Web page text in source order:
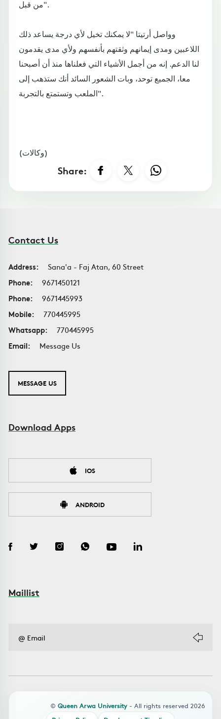
من قبل".
وواصل أرتيتا "لا يمكنك تخيل لأي درجة يساعد ذلك
اللاعبين ومدى إيمانهم وثقتهم بأنفسهم ولأي مدى يقدمون
لنا الدعم. إنه من أجمل الأشياء التي فعلناها منذ أن أصبحنا
معا، الجميع توحد، وبات الشعور السائد أنك ستذهب إلى
الملعب وتستمتع بالتجربة".
(وكالات)
Share:
Contact Us
Address:
Sana'a - Faj Atan, 60 Street
Phone:
9671450121
Phone:
9671445993
Mobile:
770445995
Whatsapp:
770445995
Email:
Message Us
MESSAGE US
Download Apps
IOS
ANDROID
Maillist
© Queen Arwa University - All rights reserved 2026